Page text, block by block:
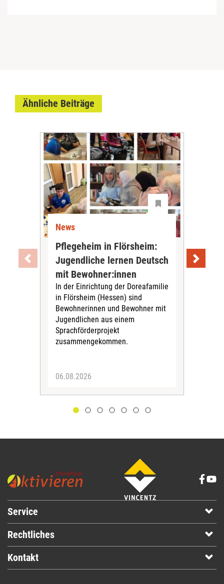
Ähnliche Beiträge
News
Pflegeheim in Flörsheim:
Jugendliche lernen Deutsch
mit Bewohner:innen
In der Einrichtung der Doreafamilie
in Flörsheim (Hessen) sind
Bewohnerinnen und Bewohner mit
Jugendlichen aus einem
Sprachförderprojekt
zusammengekommen.
06.08.2026
Service
Rechtliches
Kontakt